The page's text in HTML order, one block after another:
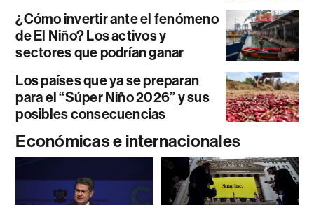
¿Cómo invertir ante el fenómeno
de El Niño? Los activos y
sectores que podrían ganar
Los países que ya se preparan
para el “Súper Niño 2026” y sus
posibles consecuencias
Económicas e internacionales